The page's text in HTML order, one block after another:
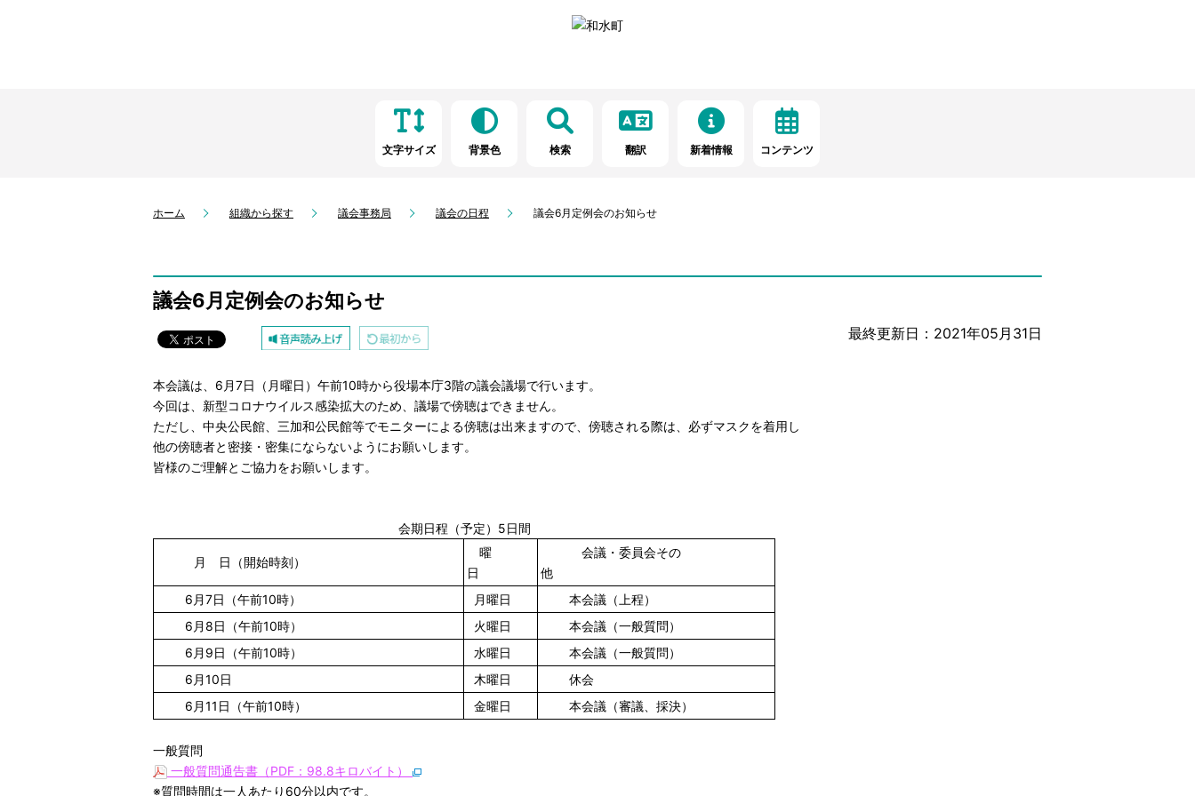
文字サイズ 背景色 検索 翻訳 新着情報 コンテンツ
ホーム 組織から探す 議会事務局 議会の日程 議会6月定例会のお知らせ
議会6月定例会のお知らせ
最終更新日：2021年05月31日
本会議は、6月7日（月曜日）午前10時から役場本庁3階の議会議場で行います。
今回は、新型コロナウイルス感染拡大のため、議場で傍聴はできません。
ただし、中央公民館、三加和公民館等でモニターによる傍聴は出来ますので、傍聴される際は、必ずマスクを着用し
他の傍聴者と密接・密集にならないようにお願いします。
皆様のご理解とご協力をお願いします。
会期日程（予定）5日間
月 日（開始時刻）
曜
日
会議・委員会その
他
6月7日（午前10時）
月曜日
本会議（上程）
6月8日（午前10時）
火曜日
本会議（一般質問）
6月9日（午前10時）
水曜日
本会議（一般質問）
6月10日
木曜日
休会
6月11日（午前10時）
金曜日 本会議（審議、採決）
一般質問
一般質問通告書（PDF：98.8キロバイト）
※質問時間は一人あたり60分以内です。